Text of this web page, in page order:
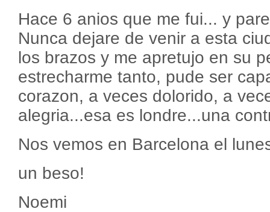
Hace 6 anios que me fui... y
Nunca dejare de venir a esta
los brazos y me apretujo en su
estrecharme tanto, pude ser
corazon, a veces dolorido, a
alegria...esa es londre...una
Nos vemos en Barcelona el
un beso!
Noemi